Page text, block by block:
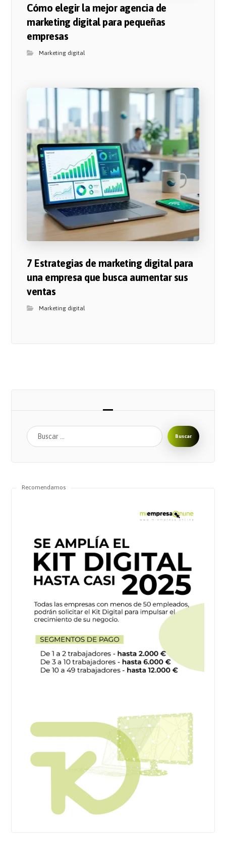
Cómo elegir la mejor agencia de
marketing digital para pequeñas
empresas
Marketing digital
7 Estrategias de marketing digital para
una empresa que busca aumentar sus
ventas
Marketing digital
Buscar
Recomendamos